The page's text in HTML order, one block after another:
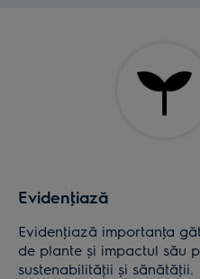
Evidenţiază
Evidenţiază importanţa
de plante și impactul său
sustenabilităţii și sănătăţii.